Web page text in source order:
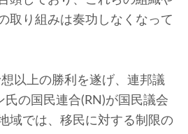
取り組みは奏功しなくなって
以上の勝利を遂げ、連邦議
の国民連合(RN)が国民議会
域では、移民に対する制限の